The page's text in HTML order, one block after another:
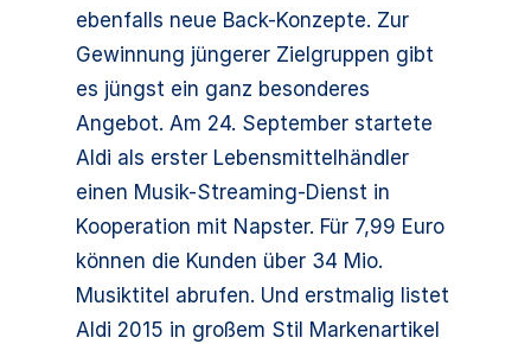
ebenfalls neue Back-Konzepte. Zur
Gewinnung jüngerer Zielgruppen gibt
es jüngst ein ganz besonderes
Angebot. Am 24. September startete
Aldi als erster Lebensmittelhändler
einen Musik-Streaming-Dienst in
Kooperation mit Napster. Für 7,99 Euro
können die Kunden über 34 Mio.
Musiktitel abrufen. Und erstmalig listet
Aldi 2015 in großem Stil Markenartikel